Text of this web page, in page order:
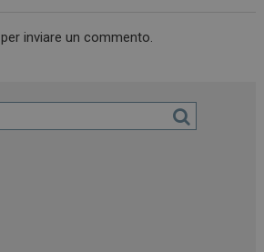
per inviare un commento.